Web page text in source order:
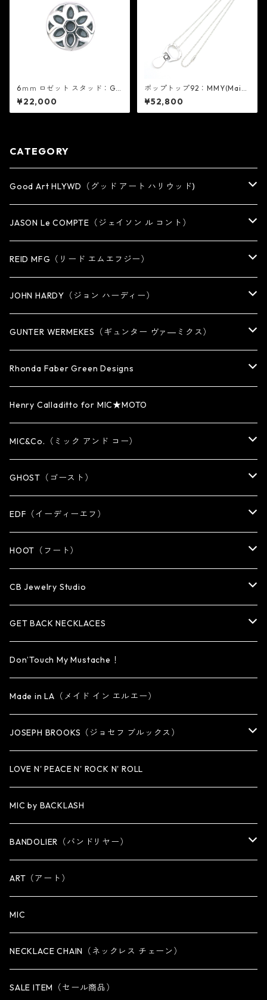
6ｍｍ ロゼット スタッド：Go
od Art HLYWD グッド アート
ハリウッド
¥22,000
ポップトップ92：MMY(Maiso
n MIHARA YASUHIRO) メゾン
¥52,800
CATEGORY
Good Art HLYWD（グッド アート ハリウッド)
RING
EARRING・EAR CUFF
PENDANT
BRACELET
WATCH BAND
CUFF・BUNGLE
NECKLACE
KEY CHAIN
WALLET CHAIN
WALLET・CARD CASE
HAT・CAP
OTHER
JASON Le COMPTE（ジェイソン ル コント）
NECKLACE
BRACELET
KEY CHAIN
REID MFG（リード エムエフジー）
RING
EARRING
PENDANT
BRACELET/CUFF
NECKLACE
WALLET
WALLET CHAIN
KEY CHAIN
OTHER ITEM
reMIC
JOHN HARDY（ジョン ハーディー）
RING
BRACELET
PENDANT / NECKLACE
GUNTER WERMEKES（ギュンター ヴァ―ミクス）
RING
PENDANT / NECKLACE
EARRING
OTHER
Rhonda Faber Green Designs
RING
PENDANT
EARRING
Henry Calladitto for MIC★MOTO
MIC&Co.（ミック アンド コー）
RING
EARRING
PENDANT
NECKLACE
BRACELET
KEY CHAIN
OTHER
GHOST（ゴースト）
RING
EARRING
PENDANT
NECKLACE
BRACELET
CUFF
KEY CHAIN
WALLET CHAIN
WALLET
OTHER
EDF（イーディーエフ）
RING
PENDANT
CUFF・BANGLE
HOOT（フート）
RING
EARRING
PENDANT
BRACELET
CUFF・BANGLE
NECKLACE
KEY CHAIN
WALLET CHAIN
OTHER
CB Jewelry Studio
RING
EARRING・EAR CUFF
PENDANT
NECKLACE
BRACELET
GET BACK NECKLACES
ORIGINAL COLLECTION
SMALL
MEDIUM
Don’Touch My Mustache！
Made in LA（メイド イン エルエー）
JOSEPH BROOKS（ジョセフ ブルックス）
BRACELET
NECKLACE
LOVE N' PEACE N' ROCK N' ROLL
MIC by BACKLASH
BANDOLIER（バンドリヤー）
iPhone 14専用ケース
iPhone 14 Plus専用ケース
iPhone 14 Pro専用ケース
iPhone 14 Pro Max専用ケース
ART（アート）
MIC
NECKLACE CHAIN（ネックレス チェーン）
SALE ITEM（セール商品）